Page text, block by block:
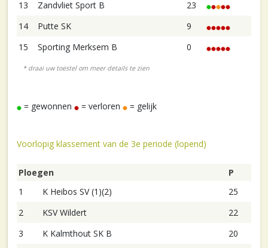
13
Zandvliet Sport B
23
14
Putte SK
9
15
Sporting Merksem B 0
= gewonnen = verloren = gelijk
Voorlopig klassement van de 3e periode (lopend)
Ploegen
P
1
K Heibos SV (1)(2)
25
2
KSV Wildert
22
3
K Kalmthout SK B
20